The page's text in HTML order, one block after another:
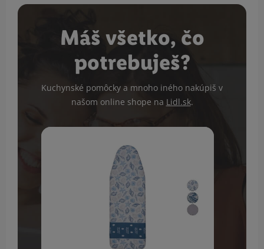
Máš všetko, čo
potrebuješ?
Kuchynské pomôcky a mnoho iného nakúpiš v
našom online shope na Lidl.sk.